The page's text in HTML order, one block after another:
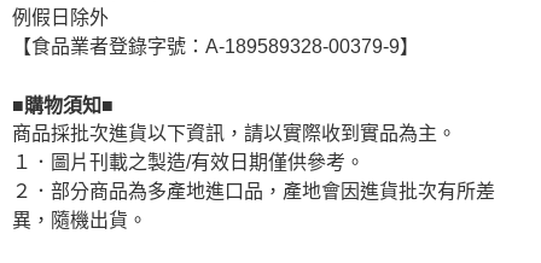
例假日除外
【食品業者登錄字號：A-189589328-00379-9】
■購物須知■
商品採批次進貨以下資訊，請以實際收到實品為主。
１．圖片刊載之製造/有效日期僅供參考。
２．部分商品為多產地進口品，產地會因進貨批次有所差
異，隨機出貨。